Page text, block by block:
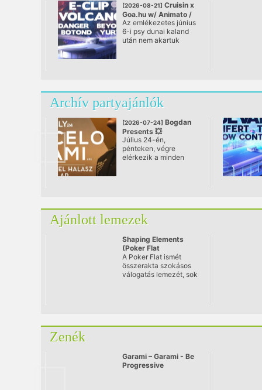
[2026-08-21] Cruisin x
Goa.hu w/ Animato /
Volcano / E-Clip
@ Európa Hajó
Az emlékezetes június
6-i psy dunai kaland
után nem akartuk
folytassuk ezt a
különleges utazást.
Archív partyajánlók
[2026-07-24] Bogdan
Presents 💥
MARCELO VASAMI 4-
HOUR SET
@ Akvárium Klub
Július 24-én,
pénteken, végre
elérkezik a minden
Budapestre!
Ajánlott lemezek
Shaping Elements
(Poker Flat
Recordings Vol. 8)
A Poker Flat ismét
összerakta szokásos
válogatás lemezét, sok
Zenék
Garami – Garami - Be
Progressive